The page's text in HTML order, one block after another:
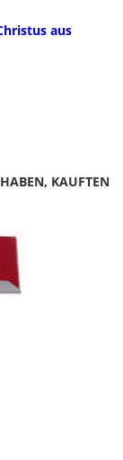
aus
KAUFTEN